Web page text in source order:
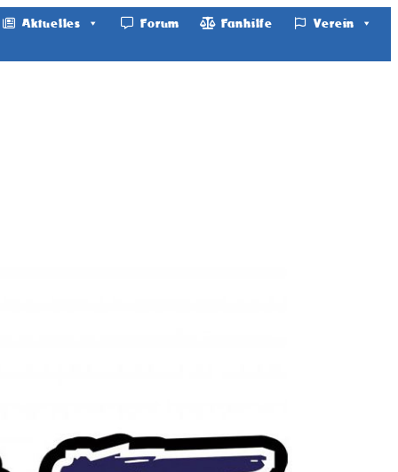
Aktuelles Forum Fanhilfe Verein